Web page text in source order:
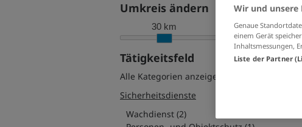
Umkreis ändern
30 km
Tätigkeitsfeld
Alle Kategorien anzeigen
Sicherheitsdienste
Wachdienst (2)
Wir und unsere
Genaue
einem Gerät
Inhaltsmessungen,
Liste der Partner